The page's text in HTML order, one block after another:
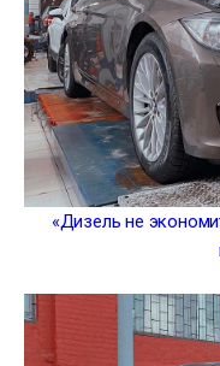
«Дизель не